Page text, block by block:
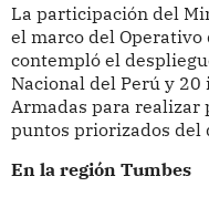
La participación del
el marco del
contempló el
Nacional del Perú y 20
Armadas para
puntos priorizados del
En la región Tumbes